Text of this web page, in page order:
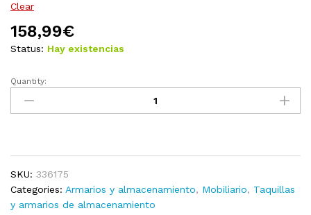
Clear
158,99€
Status: Hay existencias
Armario
almacenamiento
80x35x101,5
cm
quantity
Quantity:
SKU: 336175
Categories: Armarios y almacenamiento, Mobiliario, Taquillas
y armarios de almacenamiento